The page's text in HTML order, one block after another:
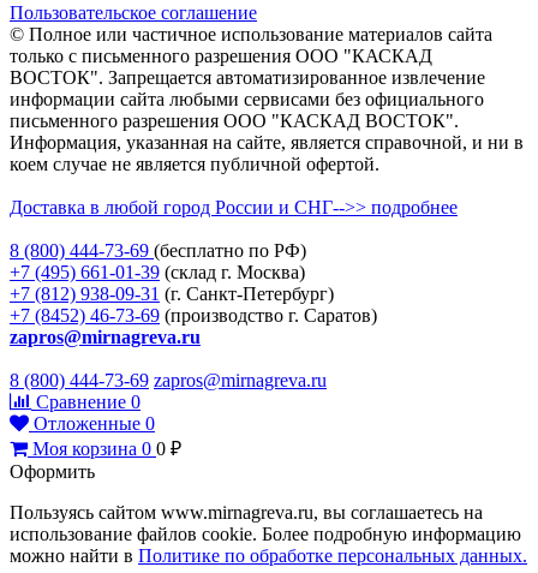
Пользовательское соглашение
© Полное или частичное использование материалов сайта
только с письменного разрешения ООО "КАСКАД
ВОСТОК". Запрещается автоматизированное извлечение
информации сайта любыми сервисами без официального
письменного разрешения ООО "КАСКАД ВОСТОК".
Информация, указанная на сайте, является справочной, и ни в
коем случае не является публичной офертой.
Доставка в любой город России и СНГ-->> подробнее
8 (800) 444-73-69 (бесплатно по РФ)
+7 (495) 661-01-39 (склад г. Москва)
+7 (812) 938-09-31 (г. Санкт-Петербург)
+7 (8452) 46-73-69 (производство г. Саратов)
zapros@mirnagreva.ru
8 (800) 444-73-69 zapros@mirnagreva.ru
Сравнение 0
Отложенные 0
Моя корзина 0 0 ₽
Оформить
Пользуясь сайтом www.mirnagreva.ru, вы соглашаетесь на
использование файлов cookie. Более подробную информацию
можно найти в Политике по обработке персональных данных.